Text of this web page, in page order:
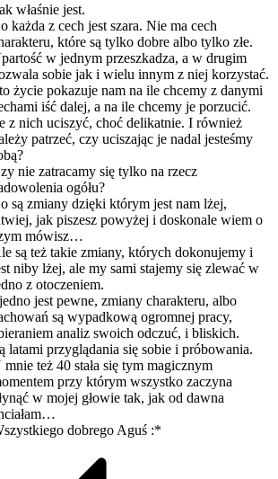
właśnie jest.
każda z cech jest szara. Nie ma cech
które są tylko dobre albo tylko złe.
w jednym przeszkadza, a w drugim
sobie jak i wielu innym z niej korzystać.
życie pokazuje nam na ile chcemy z danymi
iść dalej, a na ile chcemy je porzucić.
z nich uciszyć, choć delikatnie. I również
patrzeć, czy uciszając je nadal jesteśmy
nie zatracamy się tylko na rzecz
ogółu?
są zmiany dzięki którym jest nam lżej,
jak piszesz powyżej i doskonale wiem o
mówisz…
są też takie zmiany, których dokonujemy i
niby lżej, ale my sami stajemy się zlewać w
z otoczeniem.
jest pewne, zmiany charakteru, albo
są wypadkową ogromnej pracy,
analiz swoich odczuć, i bliskich.
latami przyglądania się sobie i próbowania.
mnie też 40 stała się tym magicznym
przy którym wszystko zaczyna
w mojej głowie tak, jak od dawna
dobrego Aguś :*